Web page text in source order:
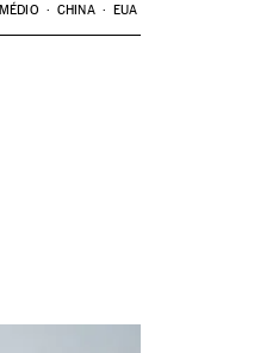
CHINA EUA